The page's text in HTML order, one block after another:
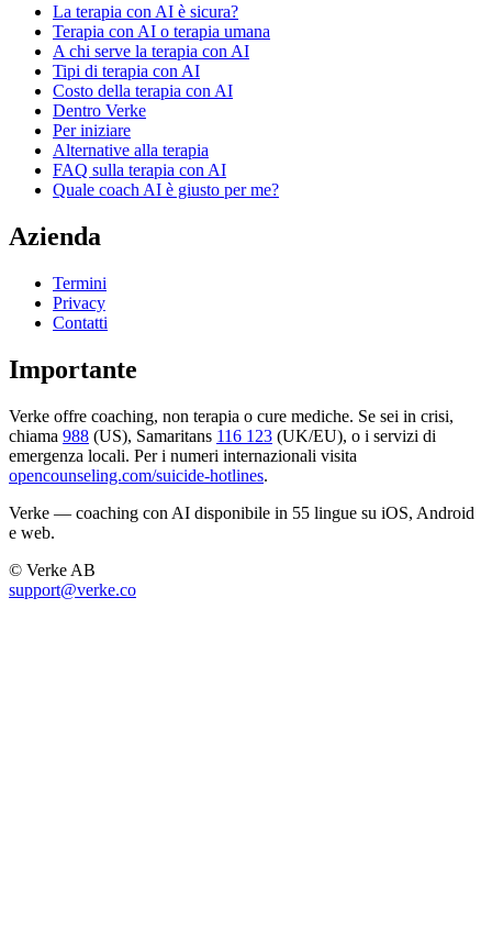
La terapia con AI è sicura?
Terapia con AI o terapia umana
A chi serve la terapia con AI
Tipi di terapia con AI
Costo della terapia con AI
Dentro Verke
Per iniziare
Alternative alla terapia
FAQ sulla terapia con AI
Quale coach AI è giusto per me?
Azienda
Termini
Privacy
Contatti
Importante
Verke offre coaching, non terapia o cure mediche. Se sei in crisi,
chiama 988 (US), Samaritans 116 123 (UK/EU), o i servizi di
emergenza locali. Per i numeri internazionali visita
opencounseling.com/suicide-hotlines.
Verke — coaching con AI disponibile in 55 lingue su iOS, Android
e web.
© Verke AB
support@verke.co